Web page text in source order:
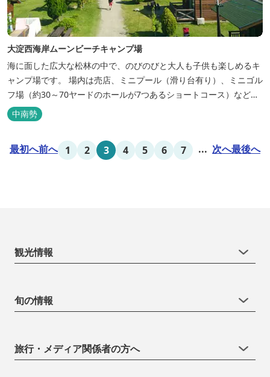
大淀西海岸ムーンビーチキャンプ場
海に面した広大な松林の中で、のびのびと大人も子供も楽しめるキ
ャンプ場です。 場内は売店、ミニプール（滑り台有り）、ミニゴル
フ場（約30～70ヤードのホールが7つあるショートコース）なども
あります。 目の前の海では、海水浴など安心して楽しめます。周辺
観光地には、伊勢志摩国立公園の玄関口にあたります。
中南勢
最初へ前へ 1 2 3 4 5 6 7 ... 次へ最後へ
観光情報
旬の情報
旅行・メディア関係者の方へ